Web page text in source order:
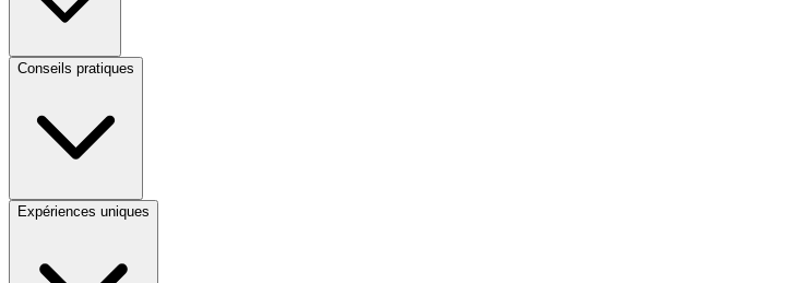
Conseils pratiques
Expériences uniques